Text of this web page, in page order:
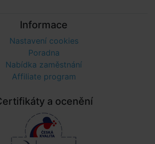
Informace
Nastavení cookies
Poradna
Nabídka zaměstnání
Affiliate program
a ocenění